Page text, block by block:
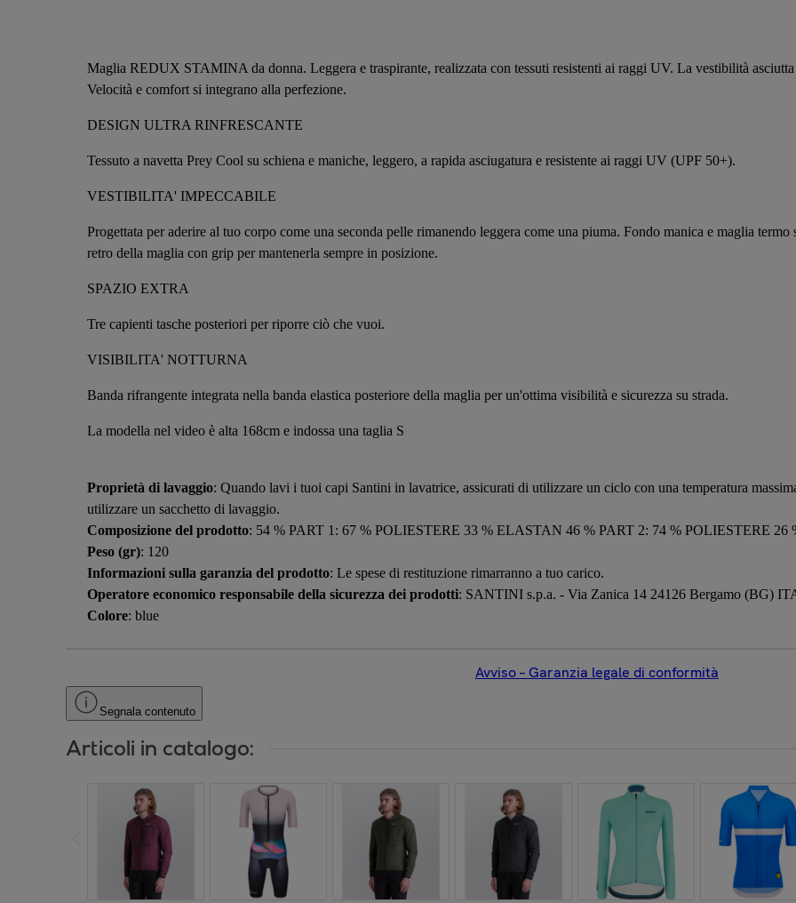
Maglia REDUX STAMINA da donna. Leggera e traspirante, realizzata con tessuti resistenti ai raggi UV. La vestibilità
Velocità e comfort si integrano alla perfezione.
DESIGN ULTRA RINFRESCANTE
Tessuto a navetta Prey Cool su schiena e maniche, leggero, a rapida asciugatura e resistente ai raggi UV (UPF 50+).
VESTIBILITA' IMPECCABILE
Progettata per aderire al tuo corpo come una seconda pelle rimanendo leggera come una piuma. Fondo manica e maglia
retro della maglia con grip per mantenerla sempre in posizione.
SPAZIO EXTRA
Tre capienti tasche posteriori per riporre ciò che vuoi.
VISIBILITA' NOTTURNA
Banda rifrangente integrata nella banda elastica posteriore della maglia per un'ottima visibilità e sicurezza su strada.
La modella nel video è alta 168cm e indossa una taglia S
Proprietà di lavaggio: Quando lavi i tuoi capi Santini in lavatrice, assicurati di utilizzare un ciclo con una temperatura
utilizzare un sacchetto di lavaggio.
Composizione del prodotto: 54 % PART 1: 67 % POLIESTERE 33 % ELASTAN 46 % PART 2: 74 % POLIESTERE 26
Peso (gr): 120
Informazioni sulla garanzia del prodotto: Le spese di restituzione rimarranno a tuo carico.
Operatore economico responsabile della sicurezza dei prodotti: SANTINI s.p.a. - Via Zanica 14 24126 Bergamo (BG)
Colore: blue
Avviso – Garanzia legale di conformità
Segnala contenuto
Articoli in catalogo: